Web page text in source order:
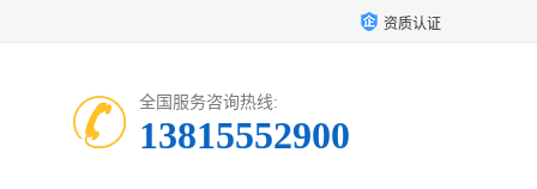
资质认证
全国服务咨询热线:
13815552900